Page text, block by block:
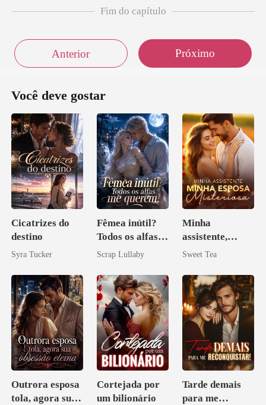
Fim do capítulo
Anterior Próximo
Você deve gostar
Cicatrizes do
destino
Syra Tucker
Fêmea inútil?
Todos os alfas
me querem!
Scrap Lullaby
Minha
assistente,
minha esposa
Sweet Tea
Outrora esposa
tola, agora sua
Cortejada por
um bilionário
Tarde demais
para me